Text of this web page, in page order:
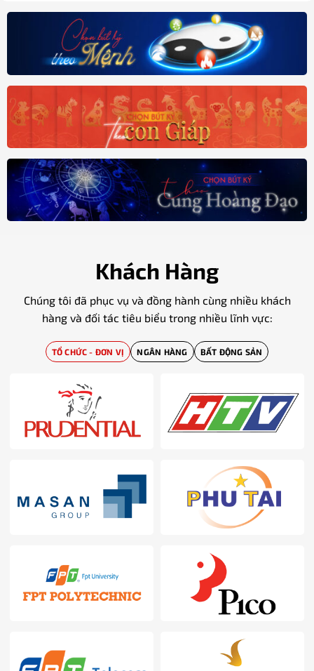
Khách Hàng
Chúng tôi đã phục vụ và đồng hành cùng nhiều khách
hàng và đối tác tiêu biểu trong nhiều lĩnh vực:
TỔ CHỨC - ĐƠN VỊ NGÂN HÀNG BẤT ĐỘNG SẢN